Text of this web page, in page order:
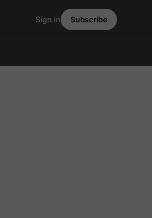
Sign in Subscribe